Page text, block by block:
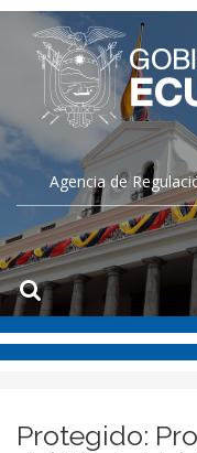
Agencia de
Protegido: